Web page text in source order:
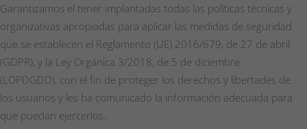
Garantizamos el tener implantadas todas las políticas técnicas y
organizativas apropiadas para aplicar las medidas de seguridad
que se establecen el Reglamento (UE) 2016/679, de 27 de abril
(GDPR), y la Ley Orgánica 3/2018, de 5 de diciembre
(LOPDGDD), con el fin de proteger los derechos y libertades de
los usuarios y les ha comunicado la información adecuada para
que puedan ejercerlos.